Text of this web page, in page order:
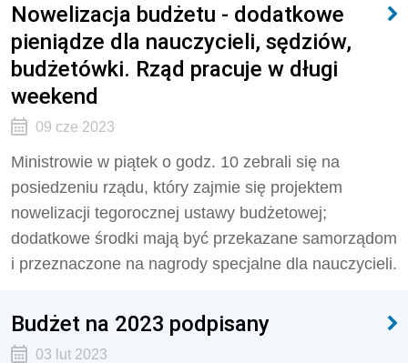
Nowelizacja budżetu - dodatkowe
pieniądze dla nauczycieli, sędziów,
budżetówki. Rząd pracuje w długi
weekend
09 cze 2023
Ministrowie w piątek o godz. 10 zebrali się na
posiedzeniu rządu, który zajmie się projektem
nowelizacji tegorocznej ustawy budżetowej;
dodatkowe środki mają być przekazane samorządom
i przeznaczone na nagrody specjalne dla nauczycieli.
Budżet na 2023 podpisany
03 lut 2023